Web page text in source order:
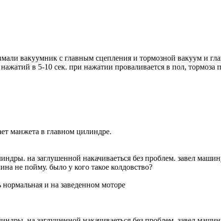
вакуумник с главным сцепления и тормозной вакуум и
нажатий в 5-10 сек. при нажатии проваливается в пол,
манжета в главном цилиндре.
на заглушенной накачиваеться без проблем. завел
не пойму. было у кого такое колдовство?
и на заведенном моторе